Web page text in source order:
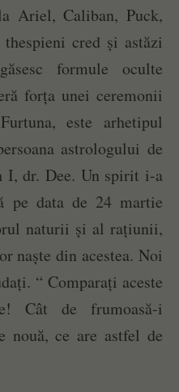
Ariel, Caliban, Puck,
cred și astăzi
formule oculte
forța unei ceremonii
este arhetipul
astrologului de
I, dr. Dee. Un spirit i-a
pe data de 24 martie
naturii și al rațiunii,
naște din acestea. Noi
“ Comparați aceste
Cât de frumoasă-i
nouă, ce are astfel de